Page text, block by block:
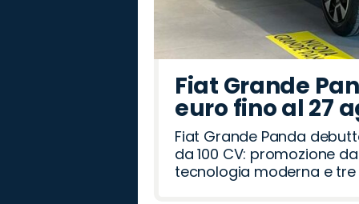
Fiat Grande
euro fino al 27
Fiat Grande Panda
da 100 CV: promozione
tecnologia moderna e